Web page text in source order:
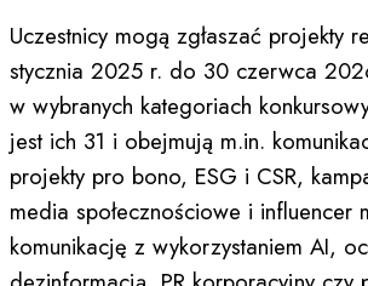
Uczestnicy mogą zgłaszać projekty
stycznia 2025 r. do 30 czerwca
w wybranych kategoriach
jest ich 31 i obejmują m.in.
projekty pro bono, ESG i CSR,
media społecznościowe i influencer
komunikację z wykorzystaniem AI,